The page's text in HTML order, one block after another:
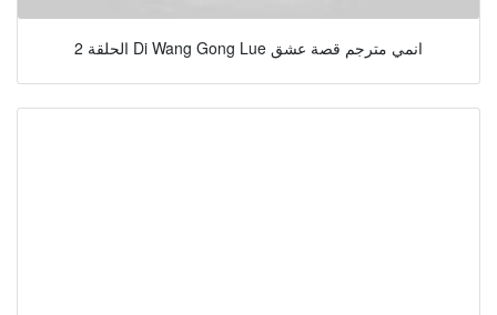
الحلقة 2 Di Wang Gong Lue انمي مترجم قصة عشق